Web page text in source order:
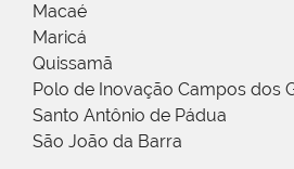
Macaé
Maricá
Quissamã
Polo de Inovação Campos dos
Santo Antônio de Pádua
São João da Barra